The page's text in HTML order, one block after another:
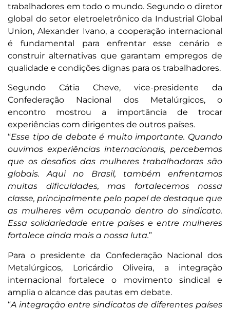
trabalhadores em todo o mundo. Segundo o diretor
global do setor eletroeletrônico da Industrial Global
Union, Alexander Ivano, a cooperação internacional
é fundamental para enfrentar esse cenário e
construir alternativas que garantam empregos de
qualidade e condições dignas para os trabalhadores.
Segundo Cátia Cheve, vice-presidente da
Confederação Nacional dos Metalúrgicos, o
encontro mostrou a importância de trocar
experiências com dirigentes de outros países.
“Esse tipo de debate é muito importante. Quando
ouvimos experiências internacionais, percebemos
que os desafios das mulheres trabalhadoras são
globais. Aqui no Brasil, também enfrentamos
muitas dificuldades, mas fortalecemos nossa
classe, principalmente pelo papel de destaque que
as mulheres vêm ocupando dentro do sindicato.
Essa solidariedade entre países e entre mulheres
fortalece ainda mais a nossa luta.”
Para o presidente da Confederação Nacional dos
Metalúrgicos, Loricárdio Oliveira, a integração
internacional fortalece o movimento sindical e
amplia o alcance das pautas em debate.
“A integração entre sindicatos de diferentes países